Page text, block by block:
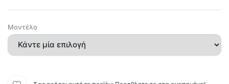
Μοντέλο